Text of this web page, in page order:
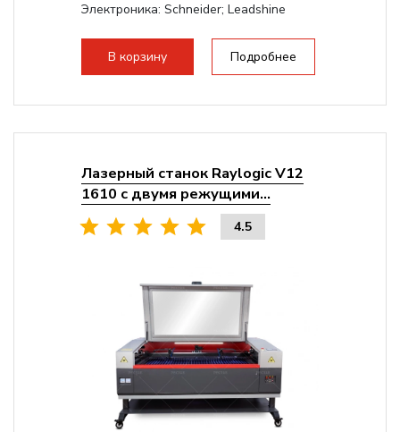
Электроника: Schneider; Leadshine
В корзину Подробнее
Лазерный станок Raylogic V12
1610 с двумя режущими...
4.5